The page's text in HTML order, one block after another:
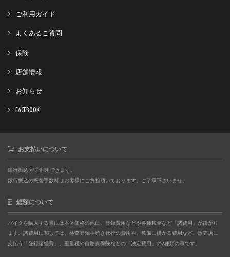
ご利用ガイド
よくあるご質問
保険
店舗情報
お知らせ
FACEBOOK
お支払いについて
銀行振込 がご利用できます。
銀行振込の振替手数料はお客様にご負担頂いております。ご了承下さいませ。
総額について
バイクを購入する際には本体価格の他に、登録費用などや各種税金など「諸費用」が掛かり
ます。諸費用に関しては、検査登録手続き代行の費用や、整備に掛かる費用など、販売店に
支払う「登録諸経費」。重量税や自賠責保険などの「法定費用」の2種類の事です。